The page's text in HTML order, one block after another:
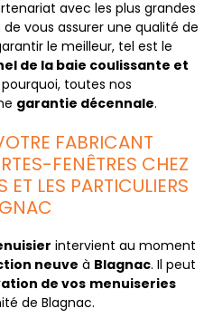
avec les plus grandes
de vous assurer une qualité de
le meilleur, tel est le
de la baie coulissante et
toutes nos
garantie décennale.
FABRICANT
FENÊTRES CHEZ
ET LES PARTICULIERS
intervient au moment
neuve à Blagnac. Il peut
de vos menuiseries
de Blagnac.